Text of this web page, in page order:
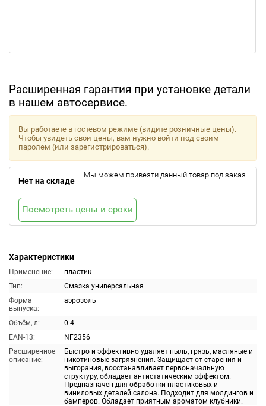
Расширенная гарантия при установке детали
в нашем автосервисе.
Характеристики
Применение:
пластик
Тип:
Смазка универсальная
Форма
выпуска:
аэрозоль
Объём, л:
0.4
EAN-13:
NF2356
Расширенное
описание:
Быстро и эффективно удаляет пыль, грязь, масляные и
никотиновые загрязнения. Защищает от старения и
выгорания, восстанавливает первоначальную
структуру, обладает антистатическим эффектом.
Предназначен для обработки пластиковых и
виниловых деталей салона. Подходит для молдингов и
бамперов. Обладает приятным ароматом клубники.
Вы работаете в гостевом режиме (видите розничные цены).
Чтобы увидеть свои цены, вам нужно войти под своим
паролем (или зарегистрироваться).
Нет на складе
Мы можем привезти данный товар под заказ.
Посмотреть цены и сроки